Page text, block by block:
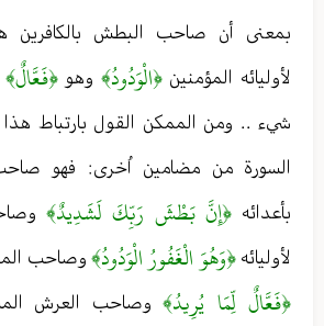
بمعنى أن صاحب البطش بالكافرين
لأوليائه المؤمنين﴿الْوَدُودُ﴾ وهو﴿فَعَّالٌ﴾
شيء . . ومن الممكن القول بارتباط هذا
السورة من مضامين اُخرى : فهو
بأعدائه ﴿إِنَّ بَطْشَ رَبِّكَ لَشَدِيدٌ﴾
لأوليائه﴿وَهُوَ الْغَفُورُ الْوَدُودُ﴾ وصاحب
﴿فَعَّالٌ لِّمَا يُرِيدُ﴾وصاحب العرش